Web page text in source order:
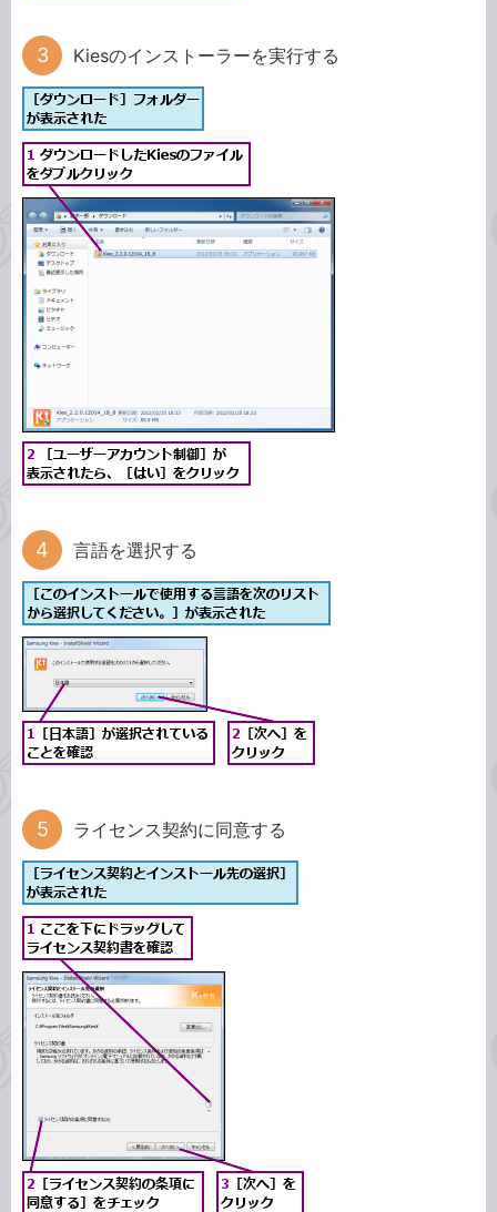
Kiesのインストーラーを実行する
言語を選択する
ライセンス契約に同意する